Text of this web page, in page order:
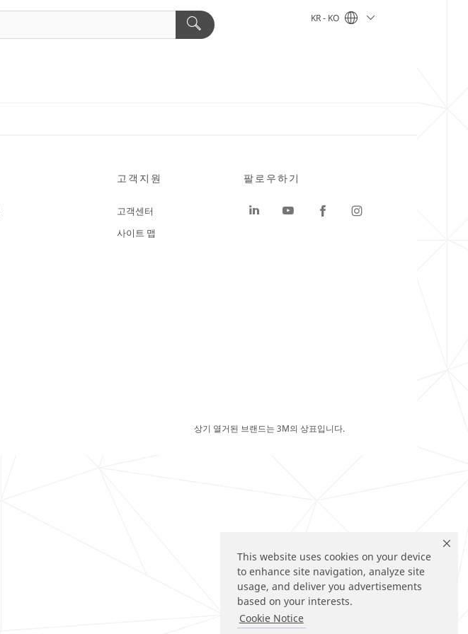
This website uses cookies on your device
to enhance site navigation, analyze site
usage, and deliver you advertisements
based on your interests.
Cookie Notice
KR - KO
고객지원
고객센터
사이트 맵
팔로우하기
상기 열거된 브랜드는 3M의 상표입니다.